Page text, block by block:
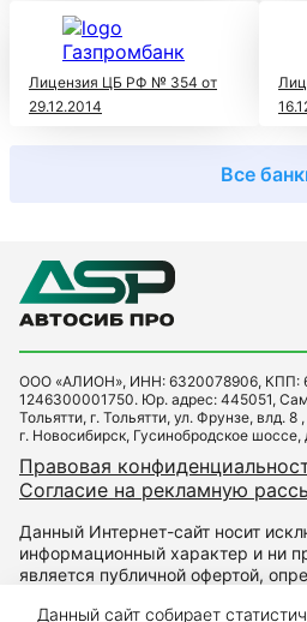
Лицензия ЦБ РФ № 354 от
29.12.2014
Все
ООО «АЛИОН», ИНН: 6320078906, КПП:
1246300001750. Юр. адрес: 445051,
Тольятти, г. Тольятти, ул. Фрунзе, влд.
г. Новосибирск, Гусинобродское шоссе,
Правовая
Согласие на рекламную
Данный Интернет-сайт носит
информационный характер и ни
является публичной офертой,
Данный сайт собирает